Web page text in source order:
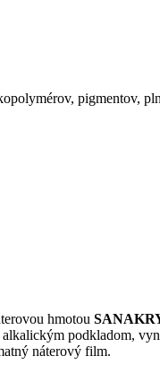
pigmentov,
hmotou
podkladom,
náterový film.